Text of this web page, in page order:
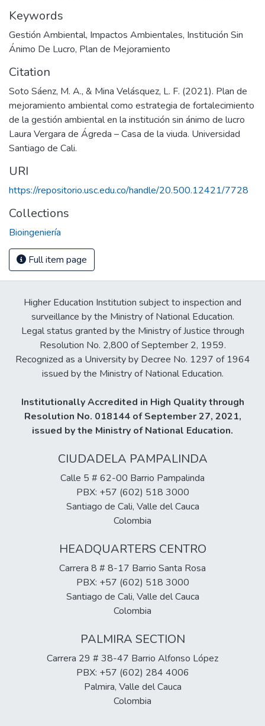
Keywords
Gestión Ambiental, Impactos Ambientales, Institución Sin
Ánimo De Lucro, Plan de Mejoramiento
Citation
Soto Sáenz, M. A., & Mina Velásquez, L. F. (2021). Plan de
mejoramiento ambiental como estrategia de fortalecimiento
de la gestión ambiental en la institución sin ánimo de lucro
Laura Vergara de Ágreda – Casa de la viuda. Universidad
Santiago de Cali.
URI
https://repositorio.usc.edu.co/handle/20.500.12421/7728
Collections
Bioingeniería
Full item page
Higher Education Institution subject to inspection and
surveillance by the Ministry of National Education.
Legal status granted by the Ministry of Justice through
Resolution No. 2,800 of September 2, 1959.
Recognized as a University by Decree No. 1297 of 1964
issued by the Ministry of National Education.
Institutionally Accredited in High Quality through
Resolution No. 018144 of September 27, 2021,
issued by the Ministry of National Education.
CIUDADELA PAMPALINDA
Calle 5 # 62-00 Barrio Pampalinda
PBX: +57 (602) 518 3000
Santiago de Cali, Valle del Cauca
Colombia
HEADQUARTERS CENTRO
Carrera 8 # 8-17 Barrio Santa Rosa
PBX: +57 (602) 518 3000
Santiago de Cali, Valle del Cauca
Colombia
PALMIRA SECTION
Carrera 29 # 38-47 Barrio Alfonso López
PBX: +57 (602) 284 4006
Palmira, Valle del Cauca
Colombia